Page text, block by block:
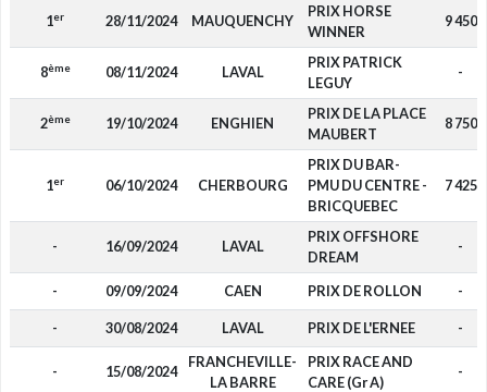
1er 28/11/2024 MAUQUENCHY
PRIX HORSE
WINNER
9 450
8ème 08/11/2024 LAVAL
PRIX PATRICK
LEGUY
-
2ème 19/10/2024 ENGHIEN
PRIX DE LA PLACE
MAUBERT
8 750
1er 06/10/2024 CHERBOURG
PRIX DU BAR-
PMU DU CENTRE -
BRICQUEBEC
7 425
- 16/09/2024 LAVAL
PRIX OFFSHORE
DREAM
-
- 09/09/2024 CAEN PRIX DE ROLLON -
- 30/08/2024 LAVAL PRIX DE L'ERNEE -
- 15/08/2024
FRANCHEVILLE-
LA BARRE
PRIX RACE AND
CARE (Gr A)
-